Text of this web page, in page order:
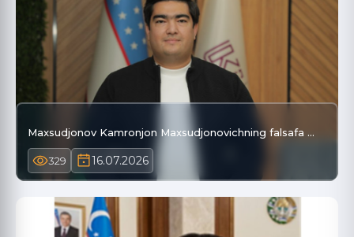
Maxsudjonov Kamronjon Maxsudjonovichning falsafa …
329 16.07.2026